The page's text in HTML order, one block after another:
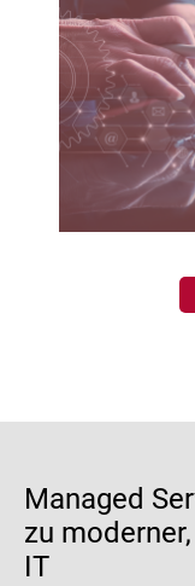
Managed
zu
IT